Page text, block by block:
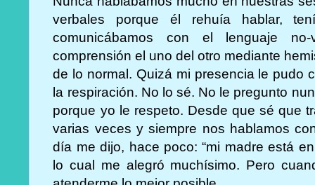
verbales porque él rehuía hablar,
comunicábamos con el lenguaje
comprensión el uno del otro mediante
de lo normal. Quizá mi presencia le pudo
la respiración. No lo sé. No le pregunto
porque yo le respeto. Desde que sé que
varias veces y siempre nos hablamos
día me dijo, hace poco: “mi madre está
lo cual me alegró muchísimo. Pero